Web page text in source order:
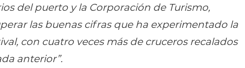
del puerto y la Corporación de Turismo,
las buenas cifras que ha experimentado la
con cuatro veces más de cruceros recalados
anterior”.